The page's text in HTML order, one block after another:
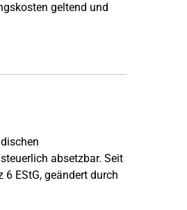
geltend und
absetzbar. Seit
EStG, geändert durch